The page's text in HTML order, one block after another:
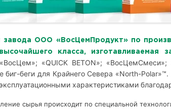
ООО «ВосЦемПродукт» по
класса, изготавливаемая
«QUICK BETON»; «ВосЦемСмеси»;
биг-беги для Крайнего Севера «North-
характеристиками
сырья происходит по специальной